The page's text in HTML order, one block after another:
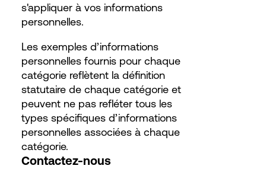
s'appliquer à vos informations
personnelles.
Les exemples d’informations
personnelles fournis pour chaque
catégorie reflètent la définition
statutaire de chaque catégorie et
peuvent ne pas refléter tous les
types spécifiques d’informations
personnelles associées à chaque
catégorie.
Contactez-nous